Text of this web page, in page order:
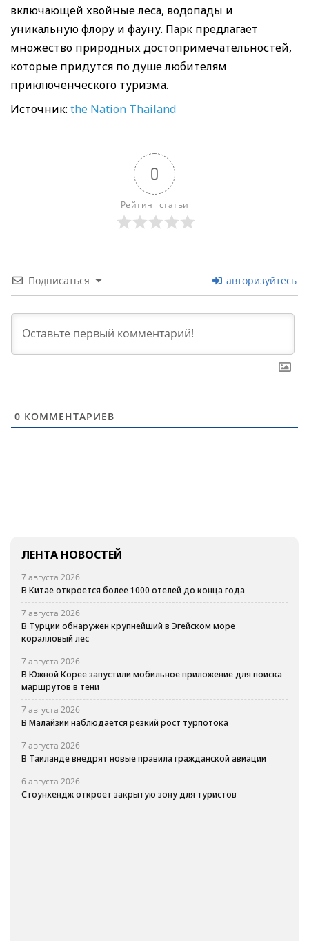
включающей хвойные леса, водопады и
уникальную флору и фауну. Парк предлагает
множество природных достопримечательностей,
которые придутся по душе любителям
приключенческого туризма.
Источник: the Nation Thailand
0
Рейтинг статьи
Подписаться авторизуйтесь
0 КОММЕНТАРИЕВ
ЛЕНТА НОВОСТЕЙ
7 августа 2026
В Китае откроется более 1000 отелей до конца года
7 августа 2026
В Турции обнаружен крупнейший в Эгейском море
коралловый лес
7 августа 2026
В Южной Корее запустили мобильное приложение для поиска
маршрутов в тени
7 августа 2026
В Малайзии наблюдается резкий рост турпотока
7 августа 2026
В Таиланде внедрят новые правила гражданской авиации
6 августа 2026
Стоунхендж откроет закрытую зону для туристов